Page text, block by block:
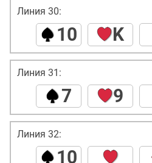
Линия 30:
10 K
Линия 31:
7 9
Линия 32:
10